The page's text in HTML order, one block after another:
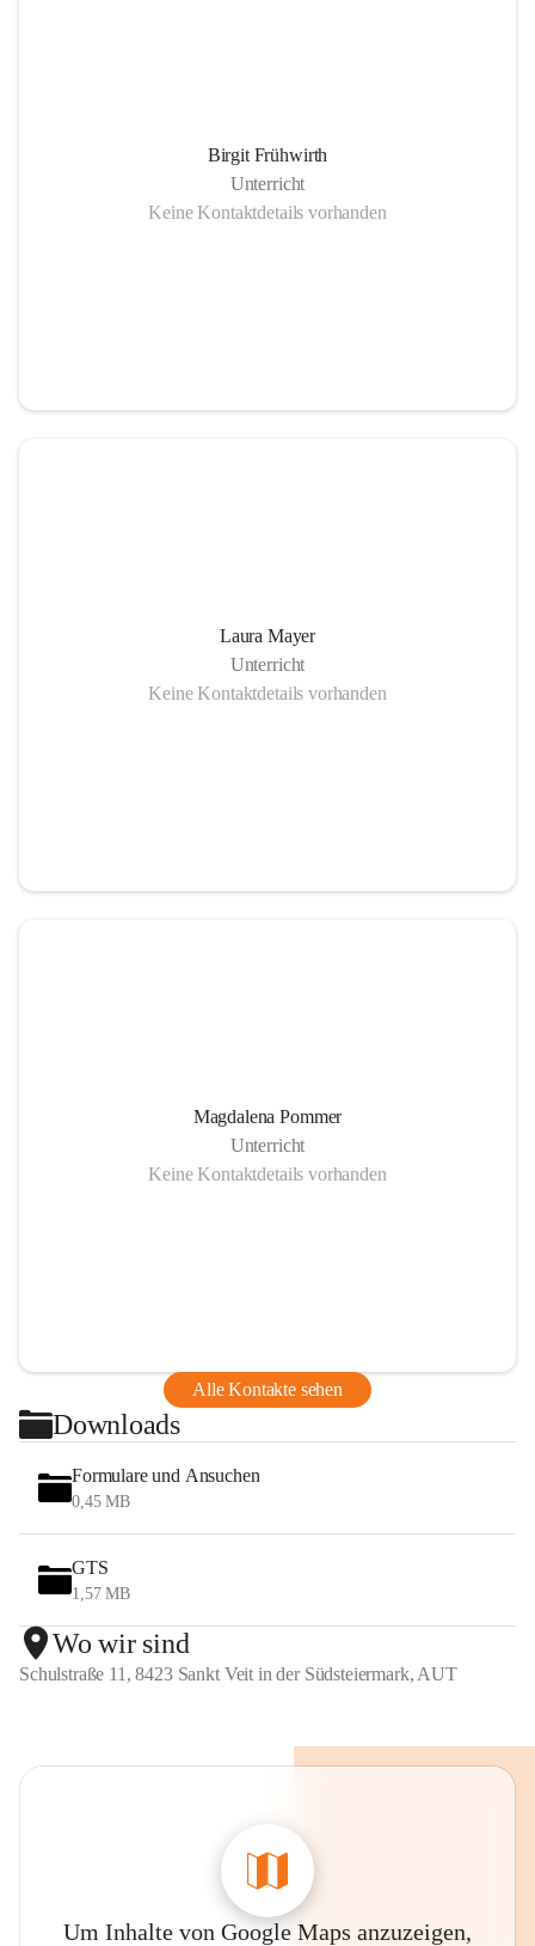
Birgit Frühwirth
Unterricht
Keine Kontaktdetails vorhanden
Laura Mayer
Unterricht
Keine Kontaktdetails vorhanden
Magdalena Pommer
Unterricht
Keine Kontaktdetails vorhanden
Alle Kontakte sehen
Downloads
Formulare und Ansuchen
0,45 MB
GTS
1,57 MB
Wo wir sind
Schulstraße 11, 8423 Sankt Veit in der Südsteiermark, AUT
Um Inhalte von Google Maps anzuzeigen,